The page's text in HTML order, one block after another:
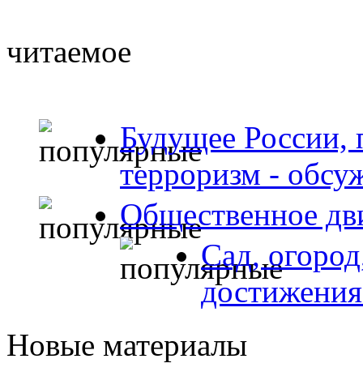
читаемое
Будущее России,
терроризм -
Общественное
Сад,
Новые материалы